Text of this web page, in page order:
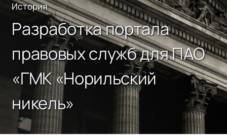
История
Разработка портала
правовых служб для ПАО
«ГМК «Норильский
никель»